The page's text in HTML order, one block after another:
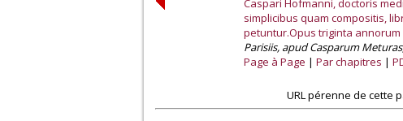
Caspari Hofmanni, doctoris
simplicibus quam compositis,
petuntur.Opus triginta annorum
Parisiis, apud Casparum
Page à Page
Par chapitres
URL pérenne de cette